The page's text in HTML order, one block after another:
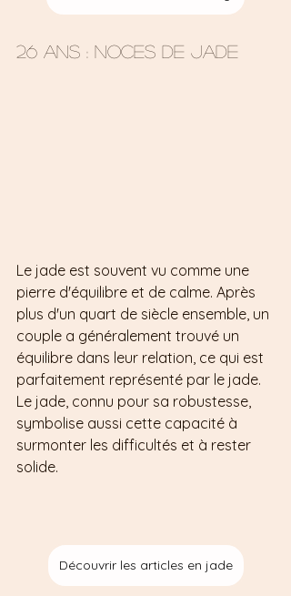
26 ans : Noces de jade
Le jade est souvent vu comme une
pierre d'équilibre et de calme. Après
plus d'un quart de siècle ensemble, un
couple a généralement trouvé un
équilibre dans leur relation, ce qui est
parfaitement représenté par le jade.
Le jade, connu pour sa robustesse,
symbolise aussi cette capacité à
surmonter les difficultés et à rester
solide.
Découvrir les articles en jade